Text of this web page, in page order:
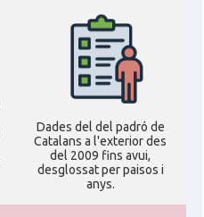
Dades del del padró de
Catalans a l'exterior des
del 2009 fins avui,
desglossat per paisos i
anys.